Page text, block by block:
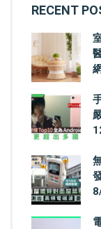
RECENT